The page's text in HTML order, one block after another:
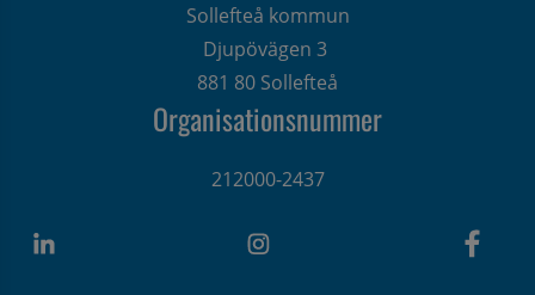
Sollefteå kommun
Djupövägen 3
881 80 Sollefteå
Organisationsnummer
212000-2437